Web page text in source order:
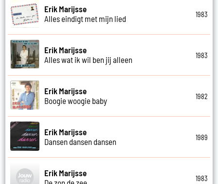
Erik Marijsse
Alles eindigt met mijn lied
1983
Erik Marijsse
Alles wat ik wil ben jij alleen
1983
Erik Marijsse
Boogie woogie baby
1982
Erik Marijsse
Dansen dansen dansen
1989
Erik Marijsse
1983